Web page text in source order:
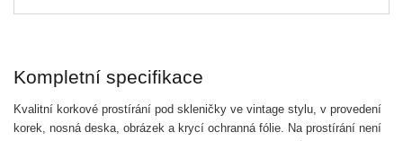
Kompletní specifikace
Kvalitní korkové prostírání pod skleničky ve vintage stylu, v provedení
korek, nosná deska, obrázek a krycí ochranná fólie. Na prostírání není